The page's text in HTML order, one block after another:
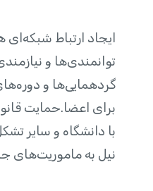
ایجاد ارتباط
توانمندی‌ها و
گردهمایی‌ها و
برای اعضا.حمایت
با دانشگاه و سایر
نیل به ماموریت‌های